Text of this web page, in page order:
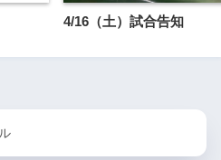
4/16（土）試合告知